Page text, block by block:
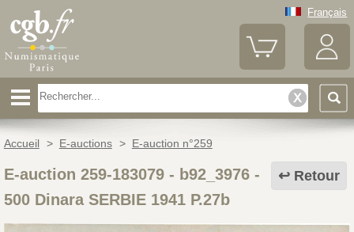
Français
Accueil > E-auctions > E-auction n°259
Retour
E-auction 259-183079 - b92_3976-
500 Dinara SERBIE 1941 P.27b